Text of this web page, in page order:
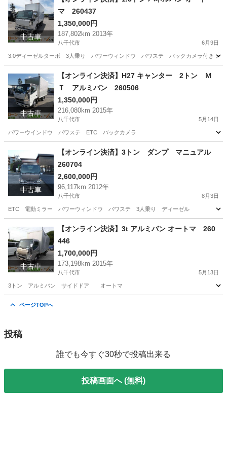
中古車
マ 260437
1,350,000円
187,802km 2013年
八千代市 6月9日
3.0ディーゼルターボ 3人乗り パワーウィンドウ パワステ バックカメラ付き メッ
その他 パネルバン
中古車
【オンライン決済】H27 キャンター 2トン Ｍ
Ｔ アルミバン 260506
1,350,000円
216,080km 2015年
八千代市 5月14日
パワーウインドウ パワステ ETC バックカメラ
その他
中古車
【オンライン決済】3トン ダンプ マニュアル
260704
2,600,000円
96,117km 2012年
八千代市 8月3日
ETC 電動ミラー パワーウィンドウ パワステ 3人乗り ディーゼル
その他 ディーゼル
中古車
【オンライン決済】3t アルミバン オートマ 260
446
1,700,000円
173,198km 2015年
八千代市 5月13日
3トン アルミバン サイドドア オートマ
ページTOPへ
投稿
誰でも今すぐ30秒で投稿出来る
投稿画面へ (無料)